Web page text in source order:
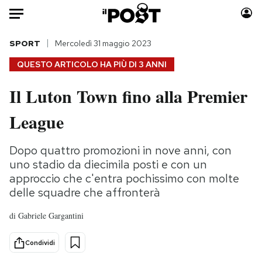
Auto
HOME
Italia
Politica
Tecnologia
Internet
Scienza
Cultura
Economia
Sport
Moda
Storie/Idee
Ok Boomer!
Media
Europa
QUESTO ARTICOLO HA PIÙ DI 3 ANNI
SPORT Mercoledì 31 maggio 2023
Il Luton Town fino alla Premier
League
Dopo quattro promozioni in nove anni, con
uno stadio da diecimila posti e con un
approccio che c'entra pochissimo con molte
delle squadre che affronterà
di Gabriele Gargantini
Condividi